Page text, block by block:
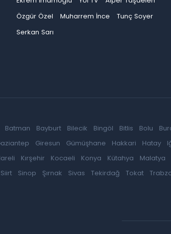
Özgür Özel
Muharrem İnce
Tunç Soyer
Serkan Sarı
Batman Bayburt Bilecik Bingöl Bitlis Bolu
Giresun Gümüşhane Hakkari Hatay
Kırşehir Kocaeli Konya Kütahya
Malatya
Siirt Sinop Şırnak Sivas Tekirdağ Tokat